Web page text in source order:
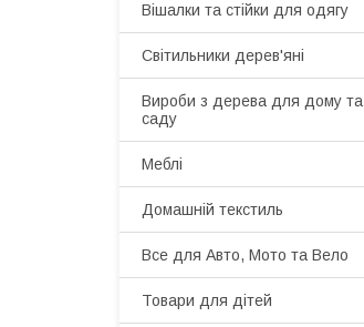
Вішалки та стійки для одягу
Світильники дерев'яні
Вироби з дерева для дому та
саду
Меблі
Домашній текстиль
Все для Авто, Мото та Вело
Товари для дітей